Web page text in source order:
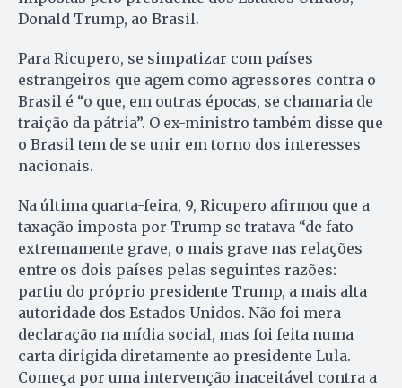
Donald Trump, ao Brasil.
Para Ricupero, se simpatizar com países
estrangeiros que agem como agressores contra o
Brasil é “o que, em outras épocas, se chamaria de
traição da pátria”. O ex-ministro também disse que
o Brasil tem de se unir em torno dos interesses
nacionais.
Na última quarta-feira, 9, Ricupero afirmou que a
taxação imposta por Trump se tratava “de fato
extremamente grave, o mais grave nas relações
entre os dois países pelas seguintes razões:
partiu do próprio presidente Trump, a mais alta
autoridade dos Estados Unidos. Não foi mera
declaração na mídia social, mas foi feita numa
carta dirigida diretamente ao presidente Lula.
Começa por uma intervenção inaceitável contra a